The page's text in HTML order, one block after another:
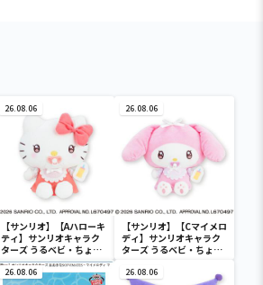
26.08.06
【サンリオ】【Aハローキ
ティ】サンリオキャラク
ターズ うるベビ・ちょい
デカドール
26.08.06
【サンリオ】【Cマイメロ
ディ】サンリオキャラク
ターズ うるベビ・ちょい
26.08.06 26.08.06